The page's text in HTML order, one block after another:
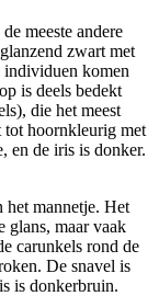
meeste andere
zwart met
individuen komen
is deels bedekt
die het meest
hoornkleurig met
en de iris is donker.
mannetje. Het
glans, maar vaak
carunkels rond de
De snavel is
is donkerbruin.